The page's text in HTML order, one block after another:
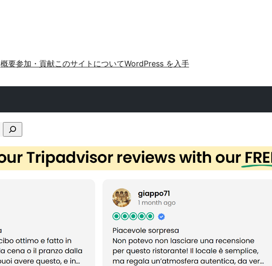
概要参加・貢献このサイトについてWordPress を入手